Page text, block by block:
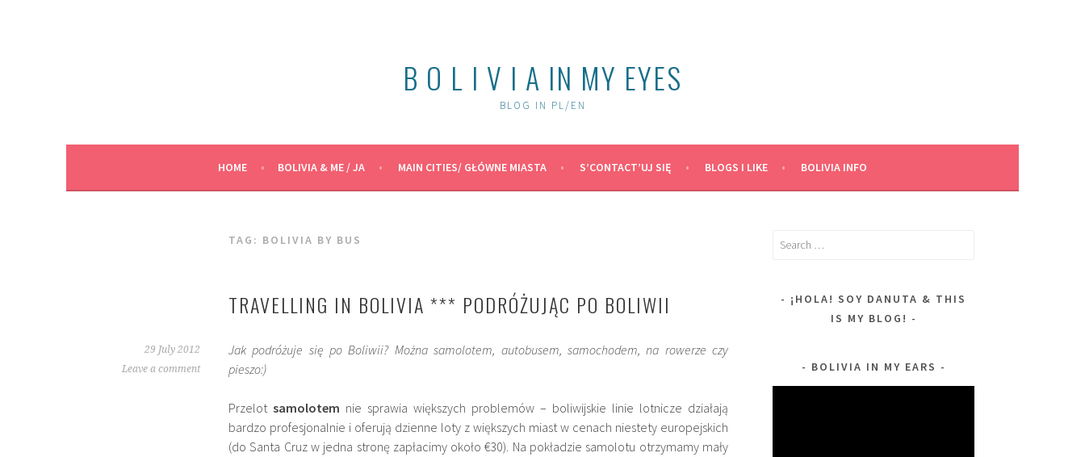
B O L I V I A IN MY EYES
BLOG IN PL/EN
HOME BOLIVIA & ME / JA MAIN CITIES/ GŁÓWNE MIASTA S’CONTACT’UJ SIĘ BLOGS I LIKE BOLIVIA INFO
TAG: BOLIVIA BY BUS
TRAVELLING IN BOLIVIA *** PODRÓŻUJĄC PO BOLIWII
29 July 2012
Leave a comment
Jak podróżuje się po Boliwii? Można samolotem, autobusem, samochodem, na rowerze czy
pieszo:)
Przelot samolotem nie sprawia większych problemów – boliwijskie linie lotnicze działają
bardzo profesjonalnie i oferują dzienne loty z większych miast w cenach niestety europejskich
(do Santa Cruz w jedna stronę zapłacimy około €30). Na pokładzie samolotu otrzymamy mały
Search
¡HOLA! SOY DANUTA & THIS
IS MY BLOG!
BOLIVIA IN MY EARS